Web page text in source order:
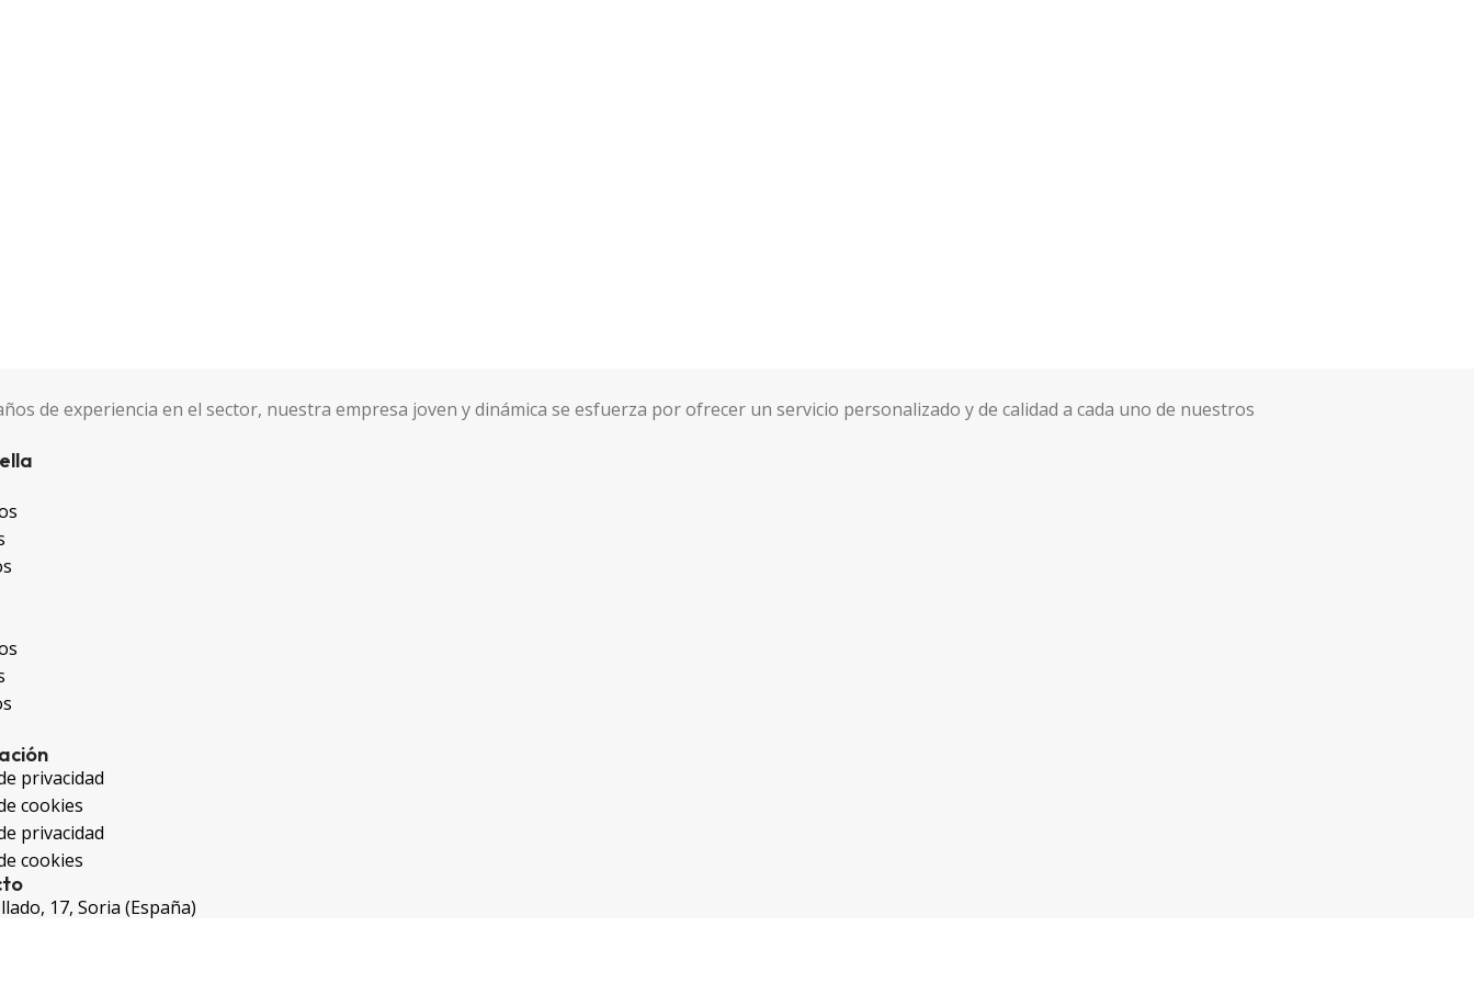
de experiencia en el sector, nuestra empresa joven y dinámica se esfuerza por ofrecer un servicio personalizado y de calidad a cada uno de nuestros
privacidad
cookies
privacidad
cookies
17, Soria (España)